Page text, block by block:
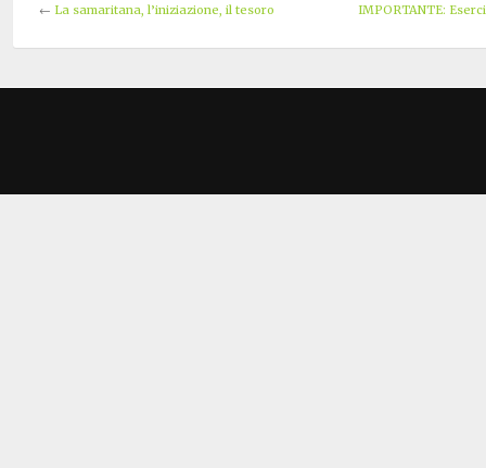
← La samaritana, l’iniziazione, il tesoro IMPORTANTE: